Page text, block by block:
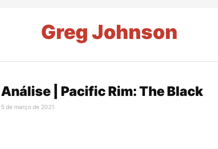
Greg Johnson
Análise | Pacific Rim: The Black
5 de março de 2021